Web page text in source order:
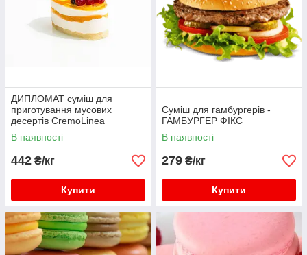
ДИПЛОМАТ суміш для
приготування мусових
десертів CremoLinea
В наявності
442 ₴/кг
Купити
Суміш для гамбургерів -
ГАМБУРГЕР ФІКС
В наявності
279 ₴/кг
Купити